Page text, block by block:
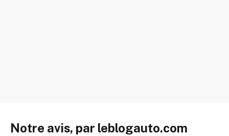
Notre avis, par leblogauto.com